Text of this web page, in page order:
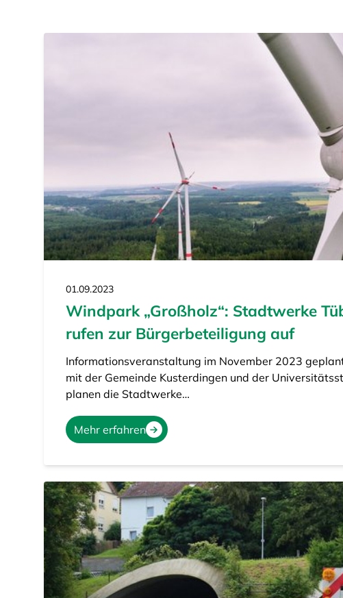
01.09.2023
Windpark „Großholz“: Stadtwerke
rufen zur Bürgerbeteiligung auf
Informationsveranstaltung im November 2023
mit der Gemeinde Kusterdingen und der
planen die Stadtwerke…
Mehr erfahren